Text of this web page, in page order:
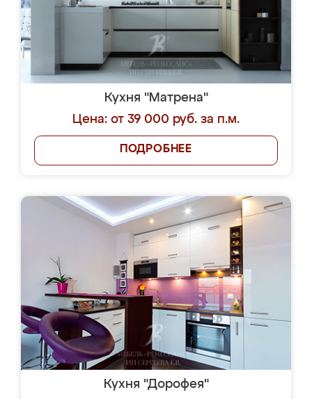
Кухня "Матрена"
Цена: от 39 000 руб. за п.м.
ПОДРОБНЕЕ
Кухня "Дорофея"